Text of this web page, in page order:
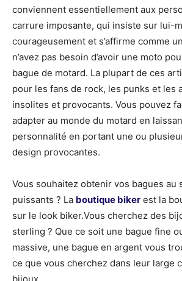
conviennent essentiellement aux
carrure imposante, qui insiste sur lui-
courageusement et s’affirme comme
n’avez pas besoin d’avoir une moto
bague de motard. La plupart de ces
pour les fans de rock, les punks et les
insolites et provocants. Vous pouvez
adapter au monde du motard en
personnalité en portant une ou
design provocantes.
Vous souhaitez obtenir vos bagues au
puissants ? La boutique biker est la
sur le look biker.Vous cherchez des
sterling ? Que ce soit une bague fine
massive, une bague en argent vous
ce que vous cherchez dans leur large
bijoux.